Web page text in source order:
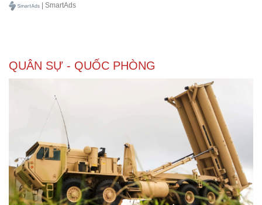
| SmartAds
QUÂN SỰ - QUỐC PHÒNG